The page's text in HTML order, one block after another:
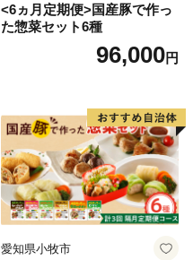
<6ヵ月定期便>国産豚で作っ
た惣菜セット6種
96,000円
愛知県小牧市